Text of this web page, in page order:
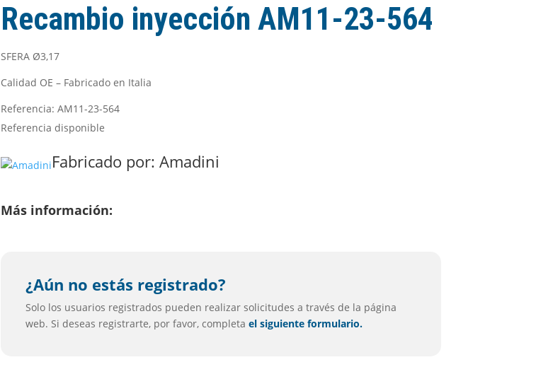
Recambio inyección AM11-23-564
SFERA Ø3,17
Calidad OE – Fabricado en Italia
Referencia: AM11-23-564
Referencia disponible
Fabricado por:Amadini
Más información:
¿Aún no estás registrado?
Solo los usuarios registrados pueden realizar solicitudes a través de la página
web. Si deseas registrarte, por favor, completael siguiente formulario.